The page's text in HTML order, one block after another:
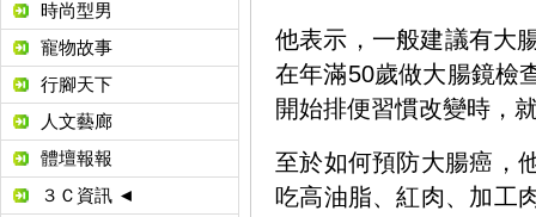
時尚型男
寵物故事
行腳天下
人文藝廊
體壇報報
３Ｃ資訊 ◄
他表示，一般建議有大
在年滿50歲做大腸鏡檢
開始排便習慣改變時，
至於如何預防大腸癌，
吃高油脂、紅肉、加工